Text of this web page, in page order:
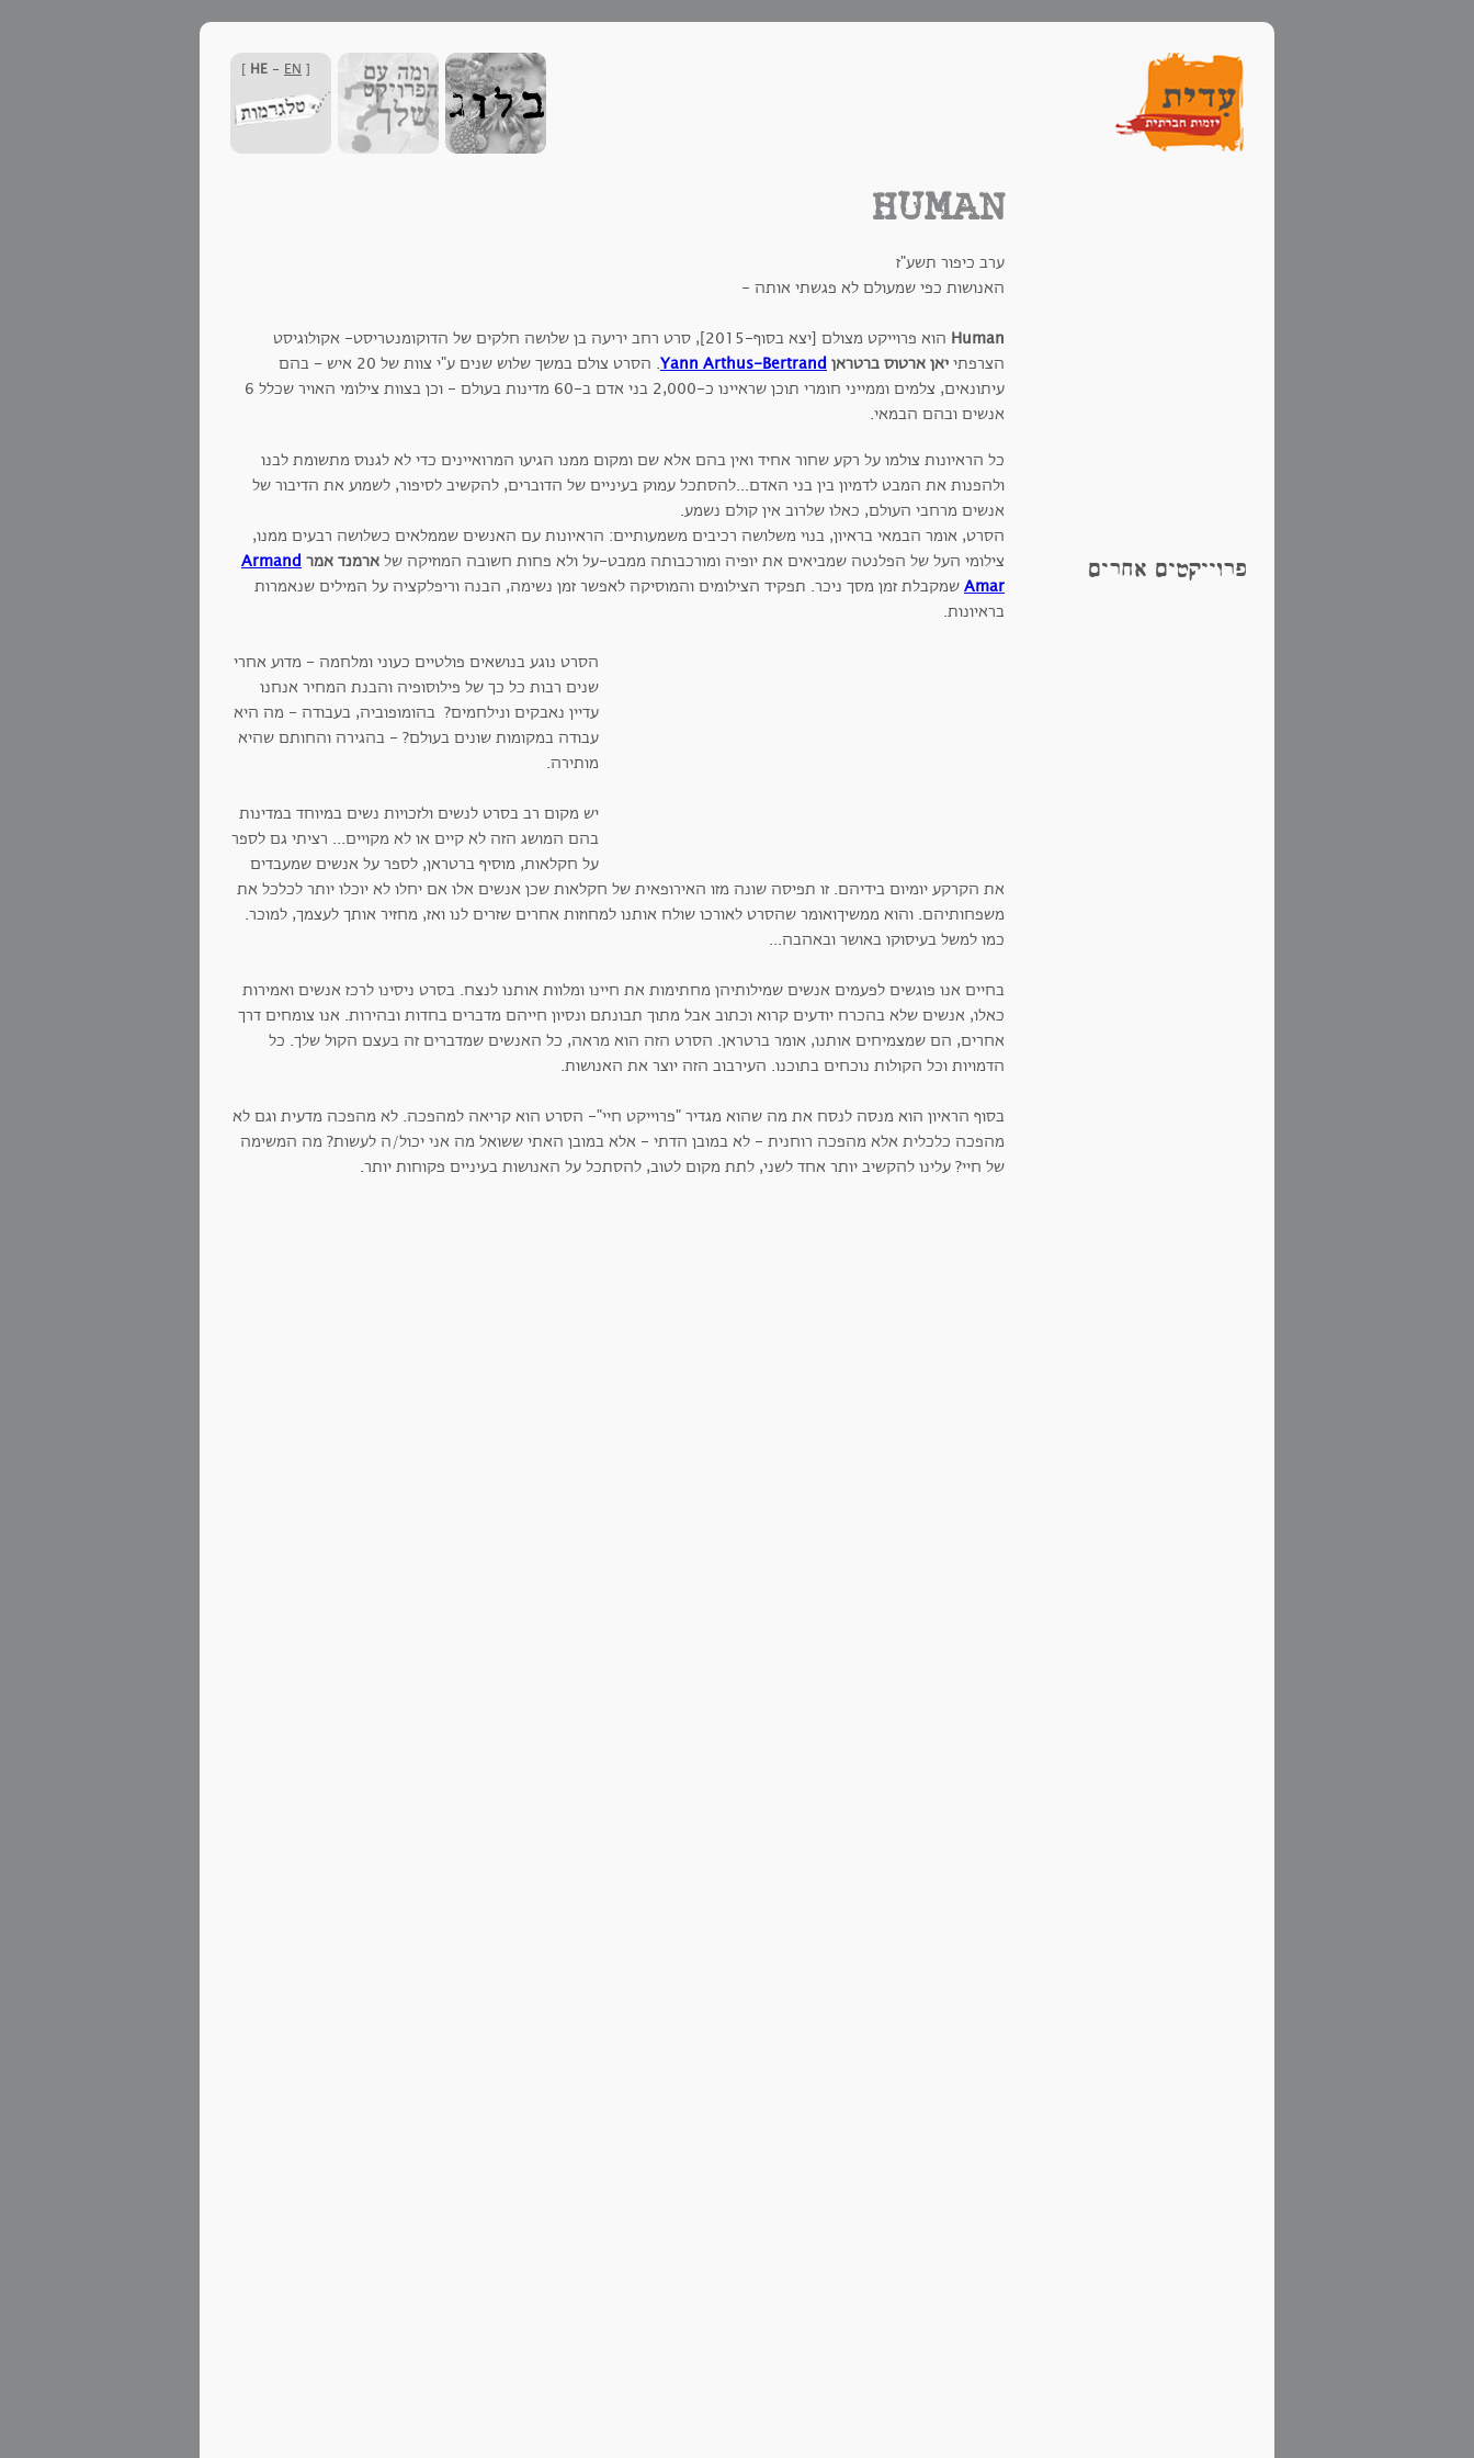
[
HE - EN
]
פרוייקטים אחרים
HUMAN
ערב כיפור תשע"ז
האנושות כפי שמעולם לא פגשתי אותה -
Human
הוא פרוייקט מצולם [יצא בסוף-2015], סרט רחב יריעה בן שלושה חלקים של הדוקומנטריסט- אקולוגיסט
הצרפתי יאן ארטוס ברטראן Yann Arthus-Bertrand
. הסרט צולם במשך שלוש שנים ע"י צוות של 20 איש - בהם
עיתונאים, צלמים וממייני חומרי תוכן שראיינו כ-2,000 בני אדם ב-60 מדינות בעולם - וכן בצוות צילומי האויר שכלל 6
אנשים ובהם הבמאי.
כל הראיונות צולמו על רקע שחור אחיד ואין בהם אלא שם ומקום ממנו הגיעו המרואיינים כדי לא לגנוס מתשומת לבנו
ולהפנות את המבט לדמיון בין בני האדם...להסתכל עמוק בעיניים של הדוברים, להקשיב לסיפור, לשמוע את הדיבור של
אנשים מרחבי העולם, כאלו שלרוב אין קולם נשמע.
הסרט, אומר הבמאי בראיון, בנוי משלושה רכיבים משמעותיים: הראיונות עם האנשים שממלאים כשלושה רבעים ממנו,
צילומי העל של הפלנטה שמביאים את יופיה ומורכבותה ממבט-על ולא פחות חשובה המוזיקה של ארמנד אמר Armand
Amar שמקבלת זמן מסך ניכר. תפקיד הצילומים והמוסיקה לאפשר זמן נשימה, הבנה וריפלקציה על המילים שנאמרות
בראיונות.
הסרט נוגע בנושאים פולטיים כעוני ומלחמה - מדוע אחרי
שנים רבות כל כך של פילוסופיה והבנת המחיר אנחנו
עדיין נאבקים ונילחמים? בהומופוביה, בעבודה - מה היא
עבודה במקומות שונים בעולם? - בהגירה והחותם שהיא
מותירה.
יש מקום רב בסרט לנשים ולזכויות נשים במיוחד במדינות
בהם המושג הזה לא קיים או לא מקויים... רציתי גם לספר
על חקלאות, מוסיף ברטראן, לספר על אנשים שמעבדים
את הקרקע יומיום בידיהם. זו תפיסה שונה מזו האירופאית של חקלאות שכן אנשים אלו אם יחלו לא יוכלו יותר לכלכל את
משפחותיהם. והוא ממשיךואומר שהסרט לאורכו שולח אותנו למחוזות אחרים שזרים לנו ואז, מחזיר אותך לעצמך, למוכר.
כמו למשל בעיסוקו באושר ובאהבה...
בחיים אנו פוגשים לפעמים אנשים שמילותיהן מחתימות את חיינו ומלוות אותנו לנצח. בסרט ניסינו לרכז אנשים ואמירות
כאלו, אנשים שלא בהכרח יודעים קרוא וכתוב אבל מתוך תבונתם ונסיון חייהם מדברים בחדות ובהירות. אנו צומחים דרך
אחרים, הם שמצמיחים אותנו, אומר ברטראן. הסרט הזה הוא מראה, כל האנשים שמדברים זה בעצם הקול שלך. כל
הדמויות וכל הקולות נוכחים בתוכנו. העירבוב הזה יוצר את האנושות.
בסוף הראיון הוא מנסה לנסח את מה שהוא מגדיר "פרוייקט חיי"- הסרט הוא קריאה למהפכה. לא מהפכה מדעית וגם לא
מהפכה כלכלית אלא מהפכה רוחנית - לא במובן הדתי - אלא במובן האתי ששואל מה אני יכול/ה לעשות? מה המשימה
של חיי? עלינו להקשיב יותר אחד לשני, לתת מקום לטוב, להסתכל על האנושות בעיניים פקוחות יותר.